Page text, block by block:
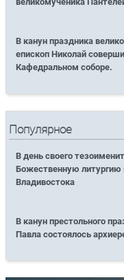
В канун праздника
епископ Николай
Кафедральном соборе.
Популярное
В день своего
Божественную литургию
Владивостока
В канун престольного
Павла состоялось